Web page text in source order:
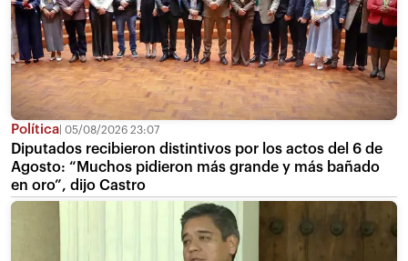
Política 05/08/2026 23:07
Diputados recibieron distintivos por los actos del 6 de
Agosto: “Muchos pidieron más grande y más bañado
en oro”, dijo Castro